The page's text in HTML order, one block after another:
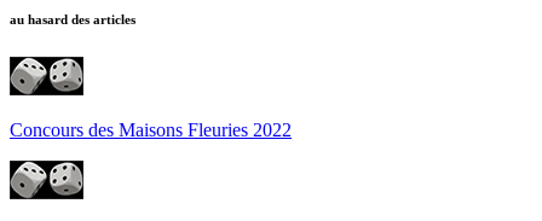
au hasard des articles
Concours des Maisons Fleuries 2022